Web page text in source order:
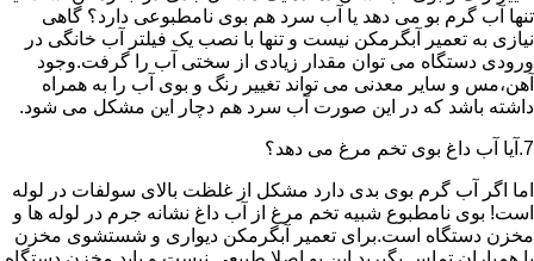
تنها آب گرم بو می دهد یا آب سرد هم بوی نامطبوعی دارد؟ گاهی
نیازی به تعمیر آبگرمکن نیست و تنها با نصب یک فیلتر آب خانگی در
ورودی دستگاه می توان مقدار زیادی از سختی آب را گرفت.وجود
آهن،مس و سایر معدنی می تواند تغییر رنگ و بوی آب را به همراه
داشته باشد که در این صورت آب سرد هم دچار این مشکل می شود.
7.آیا آب داغ بوی تخم مرغ می دهد؟
اما اگر آب گرم بوی بدی دارد مشکل از غلظت بالای سولفات در لوله
است! بوی نامطبوع شبیه تخم مرغ از آب داغ نشانه جرم در لوله ها و
مخزن دستگاه است.برای تعمیر آبگرمکن دیواری و شستشوی مخزن